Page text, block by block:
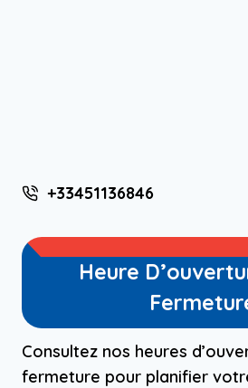
+33451136846
Heure
Consultez nos heures
fermeture pour planifier